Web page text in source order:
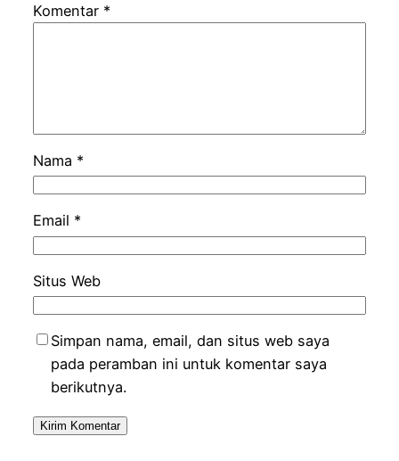
Komentar *
Nama *
Email *
Situs Web
Simpan nama, email, dan situs web saya
pada peramban ini untuk komentar saya
berikutnya.